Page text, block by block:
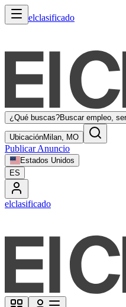
elclasificado
¿Qué buscas?Buscar empleo,
UbicaciónMilan, MO
Publicar Anuncio
Estados Unidos
ES
elclasificado